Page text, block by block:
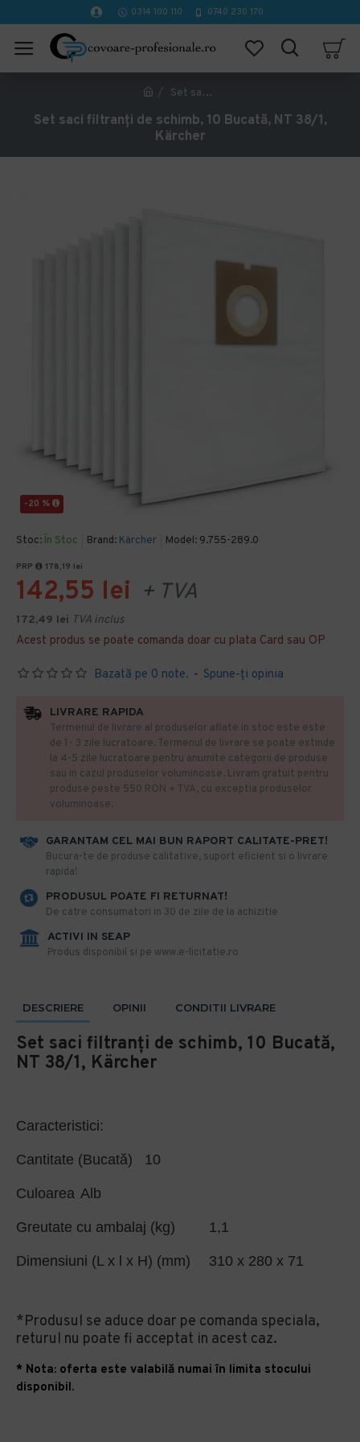
0314 100 110 0740 230 170
Set saci filtranți de schimb, 10 Bucată, NT 38/1, Kärcher
Set saci filtranți de schimb, 10 Bucată, NT 38/1,
Kärcher
-20 %
Stoc: În Stoc Brand: Kärcher Model: 9.755-289.0
Bazată pe 0 note. - Spune-ţi opinia
PRP 178,19 lei
142,55 lei + TVA
172,49 lei TVA inclus
Acest produs se poate comanda doar cu plata Card sau OP
GARANTAM CEL MAI BUN RAPORT CALITATE-PRET!
​Bucura-te de produse calitative, suport eficient si o livrare
rapida!
PRODUSUL POATE FI RETURNAT!
De catre consumatori in 30 de zile de la achizitie
ACTIVI IN SEAP
Produs disponibil si pe www.e-licitatie.ro
LIVRARE RAPIDA
Termenul de livrare al produselor aflate in stoc este este
de 1- 3 zile lucratoare. Termenul de livrare se poate extinde
la 4-5 zile lucratoare pentru anumite categorii de produse
sau in cazul produselor voluminoase. Livram gratuit pentru
produse peste 550 RON + TVA, cu exceptia produselor
voluminoase.
DESCRIERE OPINII CONDITII LIVRARE
Set saci filtranți de schimb, 10 Bucată,
NT 38/1, Kärcher
Caracteristici:
Cantitate (Bucată) 10
Culoarea Alb
Greutate cu ambalaj (kg) 1,1
Dimensiuni (L x l x H) (mm) 310 x 280 x 71
*Produsul se aduce doar pe comanda speciala,
returul nu poate fi acceptat in acest caz.
* Nota: oferta este valabilă numai în limita stocului
disponibil.